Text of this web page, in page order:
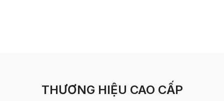
THƯƠNG HIỆU CAO CẤP